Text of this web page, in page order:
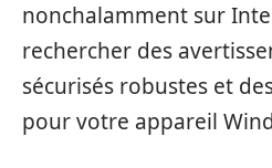
nonchalamment sur
rechercher des
sécurisés robustes et
pour votre appareil